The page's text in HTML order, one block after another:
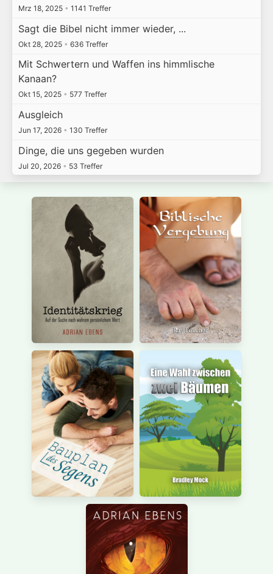
Mrz 18, 2025 • 1141 Treffer
Sagt die Bibel nicht immer wieder, ...
Okt 28, 2025 • 636 Treffer
Mit Schwertern und Waffen ins himmlische
Kanaan?
Okt 15, 2025 • 577 Treffer
Ausgleich
Jun 17, 2026 • 130 Treffer
Dinge, die uns gegeben wurden
Jul 20, 2026 • 53 Treffer